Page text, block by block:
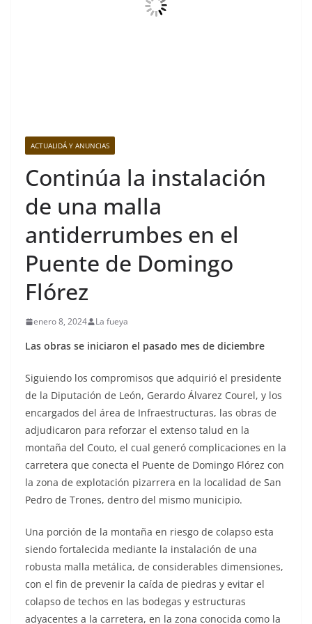
ACTUALIDÁ Y ANUNCIAS
Continúa la instalación
de una malla
antiderrumbes en el
Puente de Domingo
Flórez
enero 8, 2024 La fueya
Las obras se iniciaron el pasado mes de diciembre
Siguiendo los compromisos que adquirió el presidente
de la Diputación de León, Gerardo Álvarez Courel, y los
encargados del área de Infraestructuras, las obras de
adjudicaron para reforzar el extenso talud en la
montaña del Couto, el cual generó complicaciones en la
carretera que conecta el Puente de Domingo Flórez con
la zona de explotación pizarrera en la localidad de San
Pedro de Trones, dentro del mismo municipio.
Una porción de la montaña en riesgo de colapso esta
siendo fortalecida mediante la instalación de una
robusta malla metálica, de considerables dimensiones,
con el fin de prevenir la caída de piedras y evitar el
colapso de techos en las bodegas y estructuras
adyacentes a la carretera, en la zona conocida como la